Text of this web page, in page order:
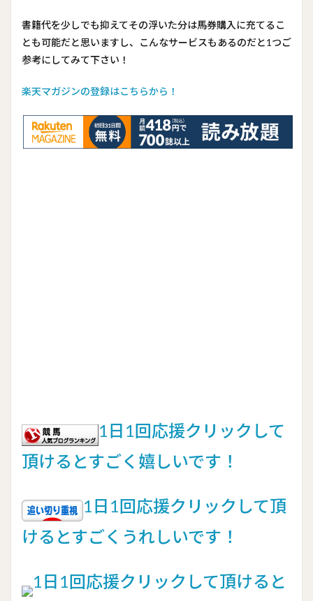
書籍代を少しでも抑えてその浮いた分は馬券購入に充てるこ
とも可能だと思いますし、こんなサービスもあるのだと1つご
参考にしてみて下さい！
楽天マガジンの登録はこちらから！
1日1回応援クリックして
頂けるとすごく嬉しいです！
1日1回応援クリックして頂
けるとすごくうれしいです！
1日1回応援クリックして頂けると